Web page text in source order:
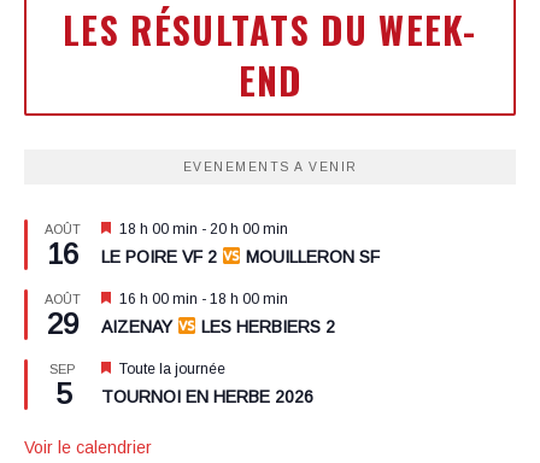
LES RÉSULTATS DU WEEK-
END
EVENEMENTS A VENIR
AOÛT
16
Mis
en
avant
18 h 00 min - 20 h 00 min
LE POIRE VF 2 MOUILLERON SF
AOÛT
29
Mis
en
avant
16 h 00 min - 18 h 00 min
AIZENAY LES HERBIERS 2
SEP
5
Mis
en
avant
Toute la journée
TOURNOI EN HERBE 2026
Voir le calendrier